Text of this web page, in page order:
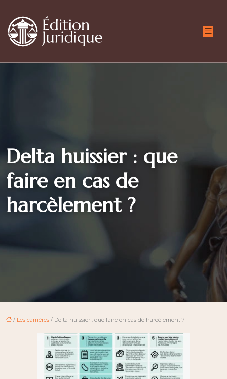
Delta huissier : que
faire en cas de
harcèlement ?
/ Les carrières / Delta huissier : que faire en cas de harcèlement ?